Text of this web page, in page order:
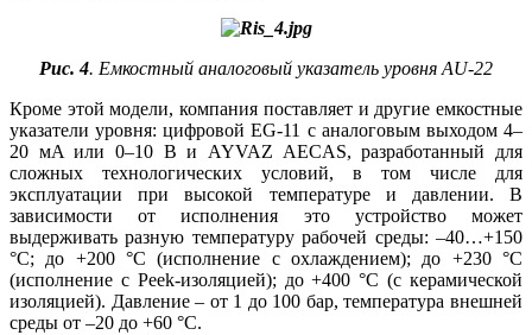
Рис. 4. Емкостный аналоговый указатель уровня AU-22
Кроме этой модели, компания поставляет и другие емкостные
указатели уровня: цифровой EG-11 с аналоговым выходом 4–
20 мA или 0–10 В и AYVAZ AECAS, разработанный для
сложных технологических условий, в том числе для
эксплуатации при высокой температуре и давлении. В
зависимости от исполнения это устройство может
выдерживать разную температуру рабочей среды: –40…+150
°C; до +200 °C (исполнение с охлаждением); до +230 °C
(исполнение с Peek-изоляцией); до +400 °C (с керамической
изоляцией). Давление – от 1 до 100 бар, температура внешней
среды от –20 до +60 °C.